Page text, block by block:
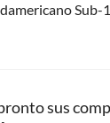
Sub-
sus